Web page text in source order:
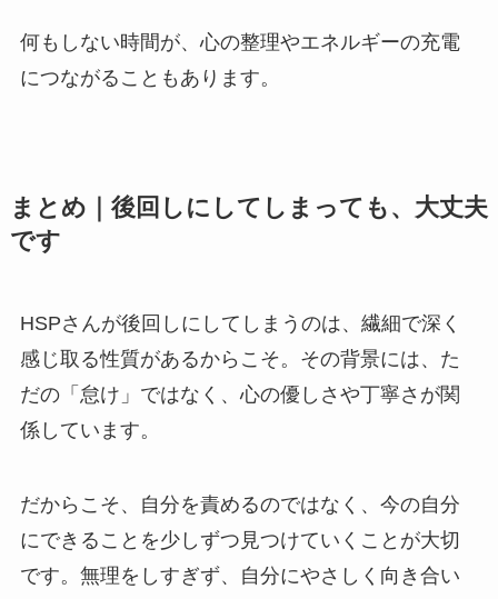
何もしない時間が、心の整理やエネルギーの充電
につながることもあります。
まとめ｜後回しにしてしまっても、大丈夫
です
HSPさんが後回しにしてしまうのは、繊細で深く
感じ取る性質があるからこそ。その背景には、た
だの「怠け」ではなく、心の優しさや丁寧さが関
係しています。
だからこそ、自分を責めるのではなく、今の自分
にできることを少しずつ見つけていくことが大切
です。無理をしすぎず、自分にやさしく向き合い